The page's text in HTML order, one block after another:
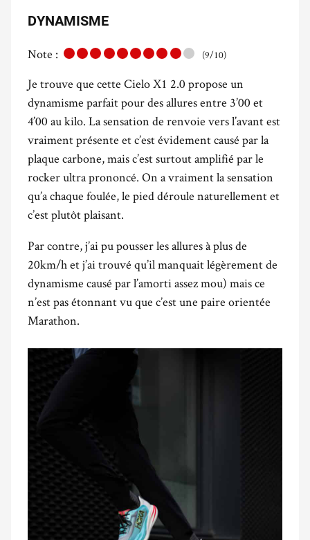
DYNAMISME
Note : (9/10)
Je trouve que cette Cielo X1 2.0 propose un
dynamisme parfait pour des allures entre 3’00 et
4’00 au kilo. La sensation de renvoie vers l’avant est
vraiment présente et c’est évidement causé par la
plaque carbone, mais c’est surtout amplifié par le
rocker ultra prononcé. On a vraiment la sensation
qu’a chaque foulée, le pied déroule naturellement et
c’est plutôt plaisant.
Par contre, j’ai pu pousser les allures à plus de
20km/h et j’ai trouvé qu’il manquait légèrement de
dynamisme causé par l’amorti assez mou) mais ce
n’est pas étonnant vu que c’est une paire orientée
Marathon.